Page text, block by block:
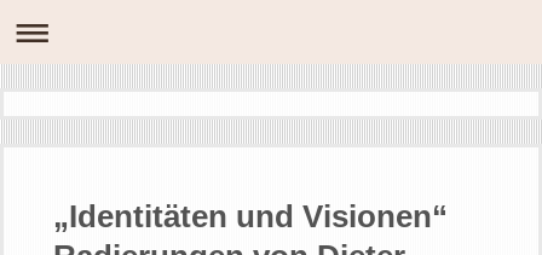
„Identitäten und Visionen“